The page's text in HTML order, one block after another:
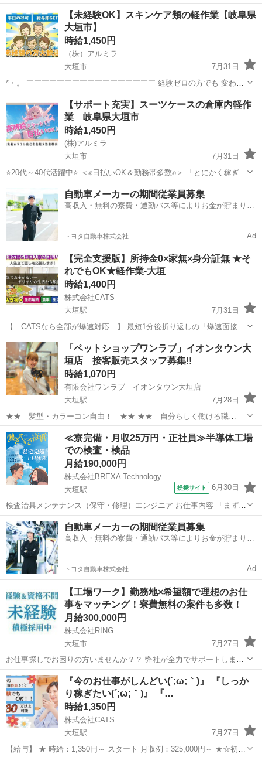
で、未経験の方でも安心してスタートできます！
_________________________ お任せする業務の一例 ◆装置の操作・
オペレーション ・...
大垣駅 その他
【未経験OK】スキンケア類の軽作業【岐阜県
大垣市】
時給1,450円
（株）アルミラ
大垣市
7月31日
*・。 ￣￣￣￣￣￣￣￣￣￣￣￣￣￣￣￣￣ 経験ゼロの方でも 変わら
ず高時給からのスタートで しっかり稼げる環境♪ 頑張りを必ず 評価し
てくれる職場なので 努力次第で時給はUP！ どんどん貯金...
倉庫 時給
【サポート充実】スーツケースの倉庫内軽作
業 岐阜県大垣市
時給1,450円
(株)アルミラ
大垣市
7月31日
⭐20代～40代活躍中⭐ ＜✊日払いOK＆勤務帯多数✊＞ 「とにかく稼ぎた
い」 「安定した生活を送りたい」 そんな方にオススメ✨ 日払いOKだ
から すぐにお給料を 受け取ることができます。 ...
倉庫
自動車メーカーの期間従業員募集
高収入・無料の寮費・通勤バス等によりお金が貯まりや
トヨタ自動車株式会社 Ad
【完全支援版】所持金0×家無×身分証無 ★そ
れでもOK★軽作業-大垣
時給1,400円
株式会社CATS
大垣駅
7月31日
【 CATSなら全部が爆速対応 】 最短1分後折り返しの「爆速面接」
最短当日回答の「爆速採用」 最短当日移動の「爆速入寮」 最短翌日稼
働の「爆速入社」 最短入社日当日の「爆速日払い」 【...
岐阜 大垣市 大垣駅
「ペットショップワンラブ」イオンタウン大
垣店 接客販売スタッフ募集!!
時給1,070円
有限会社ワンラブ イオンタウン大垣店
大垣駅
7月28日
★★ 髪型・カラーコン自由！ ★★ ★★ 自分らしく働ける職
場！ ★★ 安定した会社で、 可愛い動物たちと触れ合いながら ワー
クライフバランスを取りやすい仕事しませんか？ ★WワークOK！【同
業他社不可】 ...
岐阜 大垣市 大垣駅 その他 スタッフ
≪寮完備・月収25万円・正社員≫半導体工場
での検査・検品
月給190,000円
株式会社BREXA Technology
大垣駅
提携サイト 6月30日
検査治具メンテナンス（保守・修理）エンジニア お仕事内容 「まずは
決まった作業からコツコツと」そんな安心感のあるスタートです！ モ
クモク作業が好きな方におすすめ。 最初にお任せする業務例 ■精密治
具の製作 ・顕微鏡を使...
岐阜 大垣市 大垣駅 その他
自動車メーカーの期間従業員募集
高収入・無料の寮費・通勤バス等によりお金が貯まりや
トヨタ自動車株式会社 Ad
【工場ワーク】勤務地×希望額で理想のお仕
事をマッチング！寮費無料の案件も多数！
月給300,000円
株式会社RING
大垣市
7月27日
お仕事探しでお困りの方いませんか？？ 弊社が全力でサポートしま
す！ ◆条件に合う仕事が見つからない ◆〇〇市内でお仕事を探してい
る！ ◆〇〇万円以上は稼ぎたい！ ◆寮に入って仕事がしたい！ ◆他
県での住み込み...
岐阜 大垣市 工場 無料
『今のお仕事がしんどい(´;ω;｀)』 『しっか
り稼ぎたい(´;ω;｀)』 『…
時給1,350円
株式会社CATS
大垣駅
7月27日
【給与】 ★ 時給：1,350円～ スタート 月収例：325,000円～ ★☆初月